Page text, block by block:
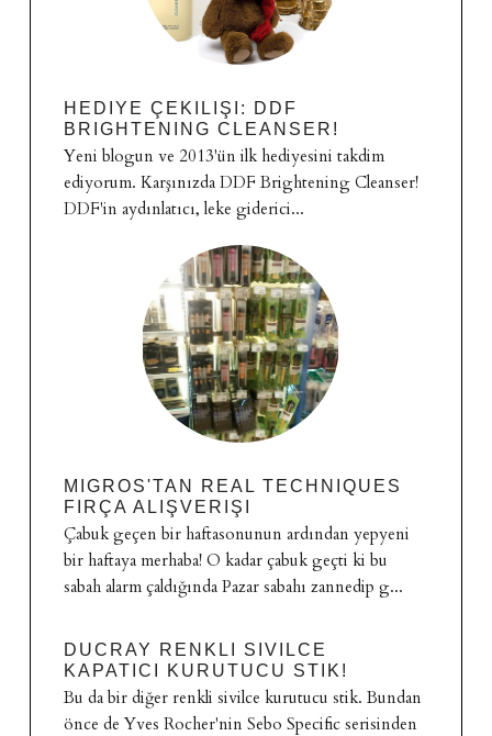
HEDIYE ÇEKILIŞI: DDF
BRIGHTENING CLEANSER!
Yeni blogun ve 2013'ün ilk hediyesini takdim
ediyorum. Karşınızda DDF Brightening Cleanser!
DDF'in aydınlatıcı, leke giderici...
MIGROS'TAN REAL TECHNIQUES
FIRÇA ALIŞVERIŞI
Çabuk geçen bir haftasonunun ardından yepyeni
bir haftaya merhaba! O kadar çabuk geçti ki bu
sabah alarm çaldığında Pazar sabahı zannedip g...
DUCRAY RENKLI SIVILCE
KAPATICI KURUTUCU STIK!
Bu da bir diğer renkli sivilce kurutucu stik. Bundan
önce de Yves Rocher'nin Sebo Specific serisinden